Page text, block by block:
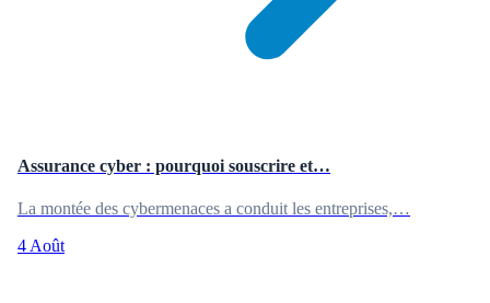
Assurance cyber : pourquoi souscrire et…
La montée des cybermenaces a conduit les entreprises,…
4 Août